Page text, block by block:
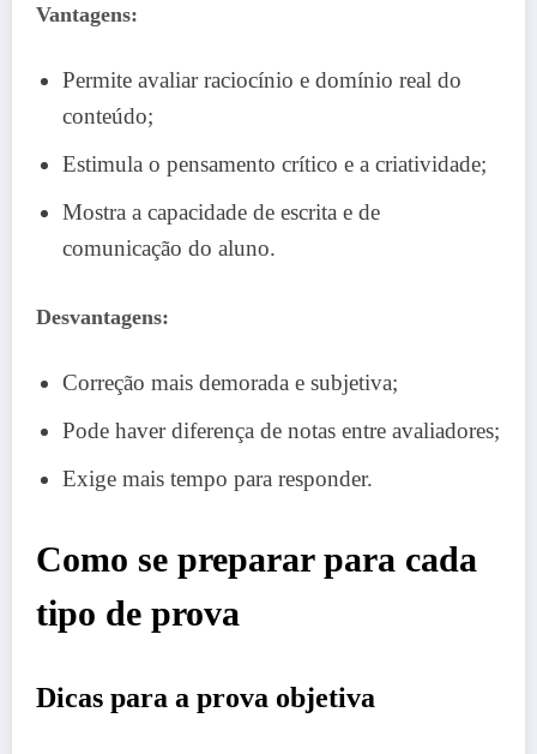
Vantagens:
Permite avaliar raciocínio e domínio real do
conteúdo;
Estimula o pensamento crítico e a criatividade;
Mostra a capacidade de escrita e de
comunicação do aluno.
Desvantagens:
Correção mais demorada e subjetiva;
Pode haver diferença de notas entre avaliadores;
Exige mais tempo para responder.
Como se preparar para cada
tipo de prova
Dicas para a prova objetiva